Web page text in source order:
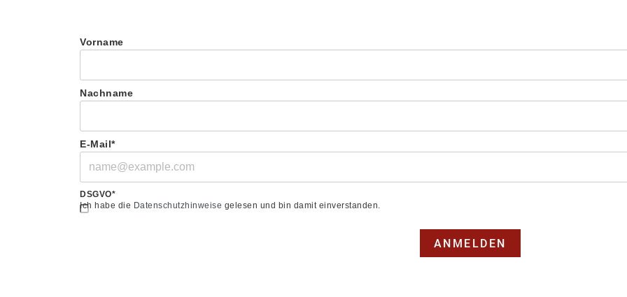
Vorname
Nachname
E-Mail*
DSGVO*
Ich habe die Datenschutzhinweise gelesen und bin damit einverstanden.
ANMELDEN